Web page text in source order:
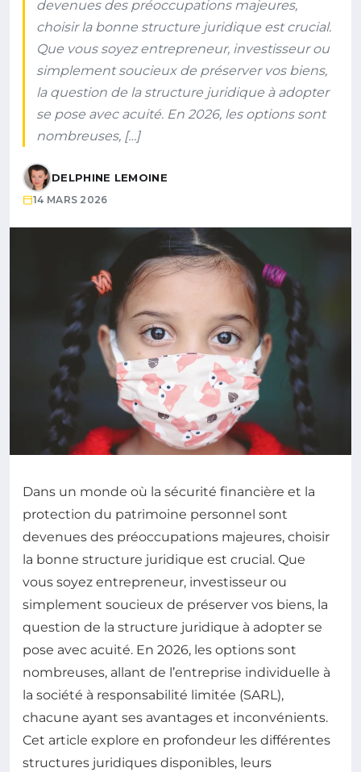
devenues des préoccupations majeures,
choisir la bonne structure juridique est crucial.
Que vous soyez entrepreneur, investisseur ou
simplement soucieux de préserver vos biens,
la question de la structure juridique à adopter
se pose avec acuité. En 2026, les options sont
nombreuses, […]
DELPHINE LEMOINE
14 MARS 2026
Dans un monde où la sécurité financière et la
protection du patrimoine personnel sont
devenues des préoccupations majeures, choisir
la bonne structure juridique est crucial. Que
vous soyez entrepreneur, investisseur ou
simplement soucieux de préserver vos biens, la
question de la structure juridique à adopter se
pose avec acuité. En 2026, les options sont
nombreuses, allant de l’entreprise individuelle à
la société à responsabilité limitée (SARL),
chacune ayant ses avantages et inconvénients.
Cet article explore en profondeur les différentes
structures juridiques disponibles, leurs